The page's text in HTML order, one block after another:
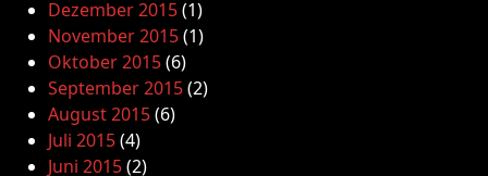
Dezember 2015(1)
November 2015(1)
Oktober 2015(6)
September 2015(2)
August 2015(6)
Juli 2015(4)
Juni 2015(2)